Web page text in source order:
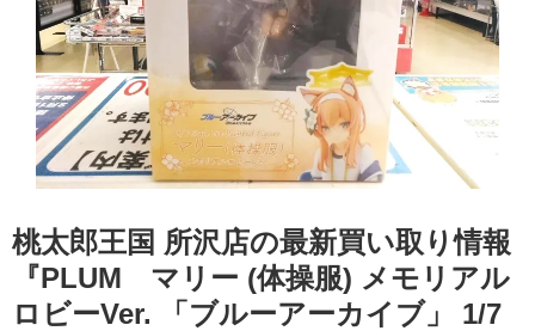
桃太郎王国 所沢店の最新買い取り情報
『PLUM マリー (体操服) メモリアル
ロビーVer. 「ブルーアーカイブ」 1/7